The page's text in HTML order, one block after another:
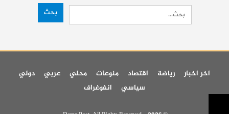
اخر اخبار رياضة اقتصاد منوعات محلي عربي
دولي
سياسي
انفوغراف